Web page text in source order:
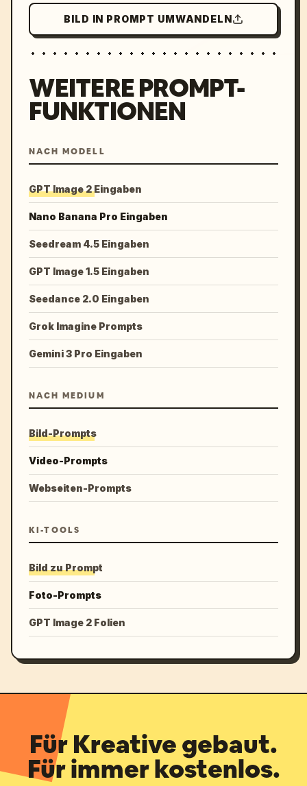
BILD IN PROMPT UMWANDELN
WEITERE PROMPT-
FUNKTIONEN
NACH MODELL
GPT Image 2 Eingaben
Nano Banana Pro Eingaben
Seedream 4.5 Eingaben
GPT Image 1.5 Eingaben
Seedance 2.0 Eingaben
Grok Imagine Prompts
Gemini 3 Pro Eingaben
NACH MEDIUM
Bild-Prompts
Video-Prompts
Webseiten-Prompts
KI-TOOLS
Bild zu Prompt
Foto-Prompts
GPT Image 2 Folien
Für Kreative gebaut.
Für immer kostenlos.